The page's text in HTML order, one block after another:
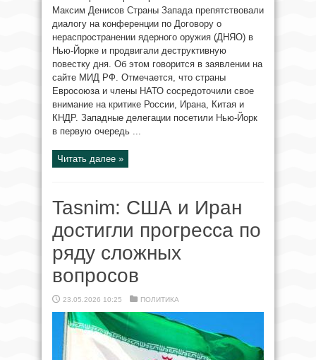
Максим Денисов Страны Запада препятствовали
диалогу на конференции по Договору о
нераспространении ядерного оружия (ДНЯО) в
Нью-Йорке и продвигали деструктивную
повестку дня. Об этом говорится в заявлении на
сайте МИД РФ. Отмечается, что страны
Евросоюза и члены НАТО сосредоточили свое
внимание на критике России, Ирана, Китая и
КНДР. Западные делегации посетили Нью-Йорк
в первую очередь ...
Читать далее »
Tasnim: США и Иран
достигли прогресса по
ряду сложных
вопросов
23.05.2026 10:25 ПОЛИТИКА